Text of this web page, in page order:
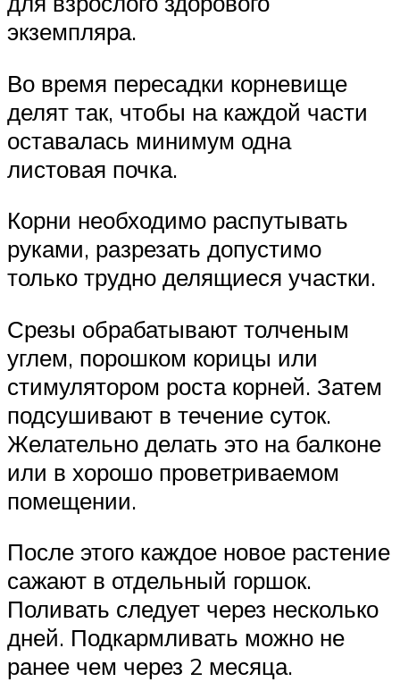
экземпляра.
Во время пересадки корневище
делят так, чтобы на каждой части
оставалась минимум одна
листовая почка.
Корни необходимо распутывать
руками, разрезать допустимо
только трудно делящиеся участки.
Срезы обрабатывают толченым
углем, порошком корицы или
стимулятором роста корней. Затем
подсушивают в течение суток.
Желательно делать это на балконе
или в хорошо проветриваемом
помещении.
После этого каждое новое растение
сажают в отдельный горшок.
Поливать следует через несколько
дней. Подкармливать можно не
ранее чем через 2 месяца.